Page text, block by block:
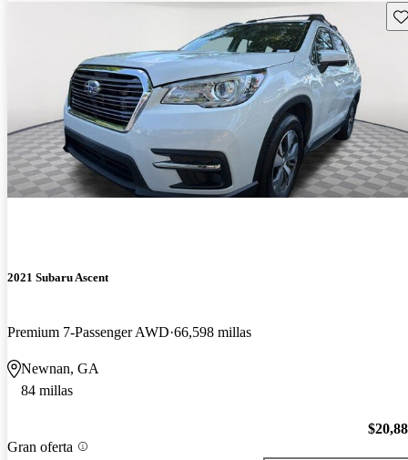
2021 Subaru Ascent
Premium 7-Passenger AWD 66,598 millas
Newnan, GA
84 millas
Gran oferta